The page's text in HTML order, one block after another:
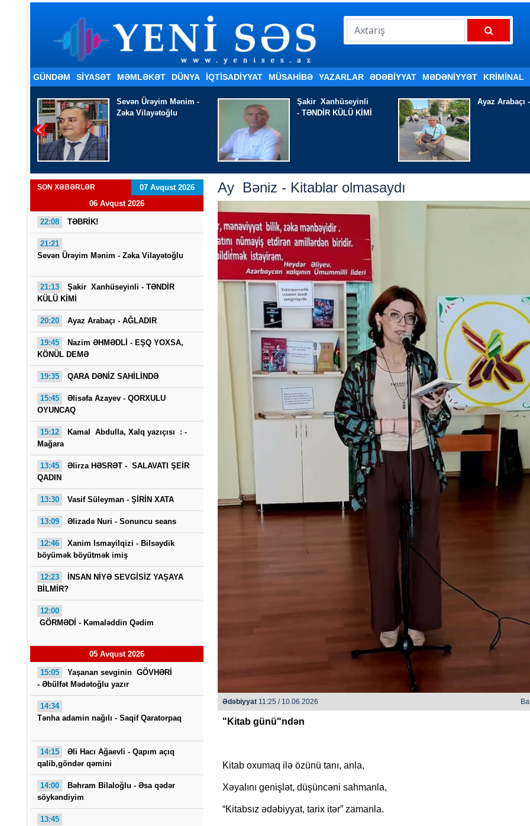
GÜNDƏM SİYASƏT MƏMLƏKƏT DÜNYA İQTISADIYYAT MÜSAHİBƏ YAZARLAR ƏDƏBIYYAT MƏDƏNİYYƏT KRİMİNAL
Şakir Xanhüseyinli
- TƏNDİR KÜLÜ KİMİ
Ayaz Arabaçı - AĞLADIR
Nazim
SON XƏBƏRLƏR
07 Avqust 2026
06 Avqust 2026
22:08 TƏBRİK!
21:21
Sevən Ürəyim Mənim - Zəka Vilayətoğlu
21:13
Şakir Xanhüseyinli - TƏNDİR
KÜLÜ KİMİ
20:20 Ayaz Arabaçı - AĞLADIR
19:45
Nazim ƏHMƏDLİ - EŞQ YOXSA,
KÖNÜL DEMƏ
19:35 QARA DƏNİZ SAHİLİNDƏ
15:45 Əlisəfa Azayev - QORXULU
OYUNCAQ
15:12
Kamal Abdulla, Xalq yazıçısı : -
Mağara
13:45
Əlirza HƏSRƏT - SALAVATI ŞEİR
QADIN
13:30 Vasif Süleyman - ŞİRİN XATA
13:09 Əlizadə Nuri - Sonuncu seans
12:46 Xanim Ismayilqizi - Bilsəydik
böyümək böyütmək imiş
12:23
İNSAN NİYƏ SEVGİSİZ YAŞAYA
BİLMİR?
12:00
GÖRMƏDİ - Kəmaləddin Qədim
05 Avqust 2026
15:05
Yaşanan sevginin GÖVHƏRİ
- Əbülfət Mədətoğlu yazır
14:34
Tənha adamin nağılı - Saqif Qaratorpaq
14:15 Əli Hacı Ağaevli - Qapım açıq
qalib,göndər qəmini
14:00
Bəhram Bilaloğlu - Əsa qədər
söykəndiyim
13:45
Ay Bəniz - Kitablar olmasaydı
Ədəbiyyat11:25 / 10.06.2026
"Kitab günü"ndən
Kitab oxumaq ilə özünü tanı, anla,
Xəyalını genişlət, düşüncəni sahmanla,
“Kitabsız ədəbiyyat, tarix itər” zamanla.
Sabah bəzi yerlərdə yağış yağacaq
Xocalı, Ağdərə və Cəbrayılın
kəndlərinə köç karvanı yola
Səni Qəlbimdən Çıxarım Necə - Zəka
Sevən Ürəyim Mənim -